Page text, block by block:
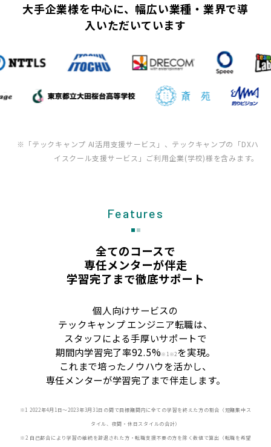
大手企業様を中心に、幅広い業種・業界で導
入いただいています
※「テックキャンプ AI活用支援サービス」、テックキャンプの「DXハ
イスクール支援サービス」ご利用企業(学校)様を含みます。
Features
全てのコースで
専任メンターが伴走
学習完了まで徹底サポート
個人向けサービスの
テックキャンプ エンジニア転職は、
スタッフによる手厚いサポートで
期間内学習完了率92.5%※ 1※2を実現。
これまで培ったノウハウを活かし、
専任メンターが学習完了まで伴走します。
※1 2022年4月1日〜2023年3月31日の間で目標期間内に全ての学習を終えた方の割合（短期集中ス
タイル、夜間・休日スタイルの合計）
※2 自己都合により学習の継続を辞退された方・転職支援不要の方を除く数値で算出（転職を希望